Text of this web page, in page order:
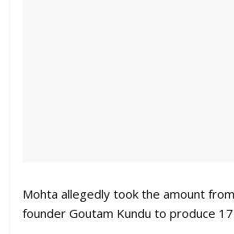
Mohta allegedly took the amount
founder Goutam Kundu to produce